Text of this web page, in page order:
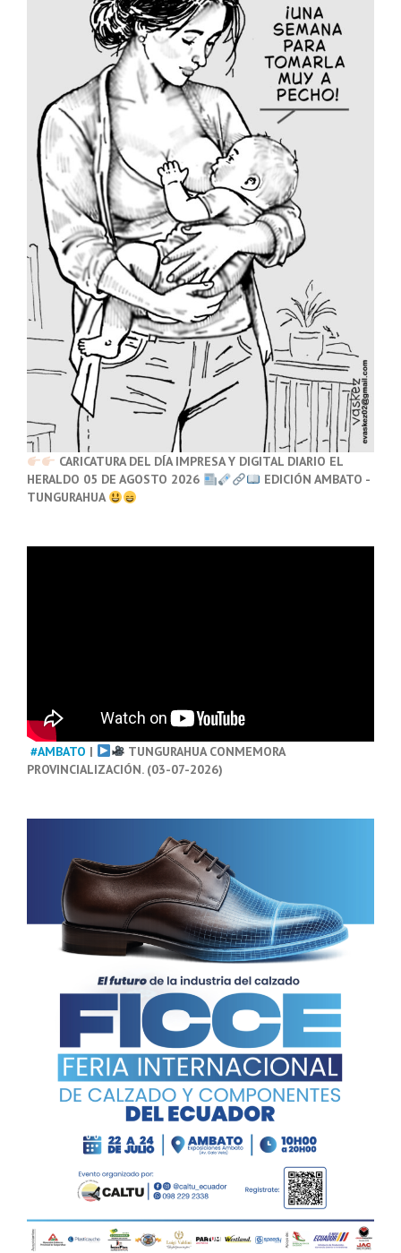
CARICATURA DEL DÍA IMPRESA Y DIGITAL DIARIO EL
HERALDO 05 DE AGOSTO 2026
EDICIÓN AMBATO -
TUNGURAHUA
#AMBATO |
TUNGURAHUA CONMEMORA
PROVINCIALIZACIÓN. (03-07-2026)